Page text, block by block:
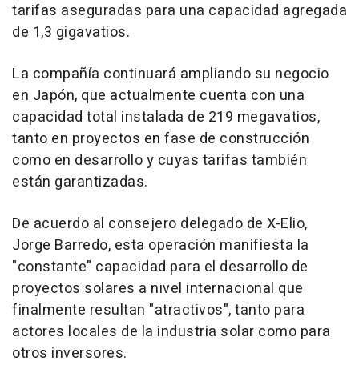
tarifas aseguradas para una capacidad agregada
de 1,3 gigavatios.
La compañía continuará ampliando su negocio
en Japón, que actualmente cuenta con una
capacidad total instalada de 219 megavatios,
tanto en proyectos en fase de construcción
como en desarrollo y cuyas tarifas también
están garantizadas.
De acuerdo al consejero delegado de X-Elio,
Jorge Barredo, esta operación manifiesta la
"constante" capacidad para el desarrollo de
proyectos solares a nivel internacional que
finalmente resultan "atractivos", tanto para
actores locales de la industria solar como para
otros inversores.